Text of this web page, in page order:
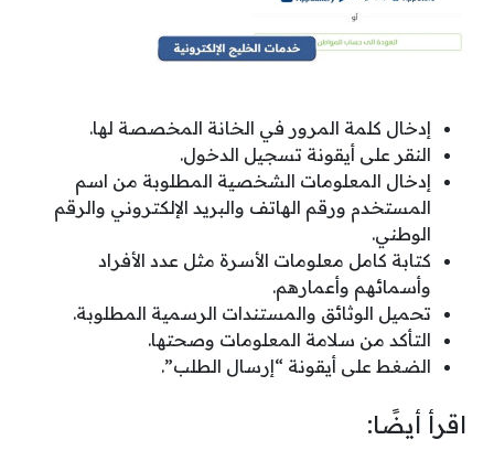
إدخال كلمة المرور في الخانة المخصصة لها.
النقر على أيقونة تسجيل الدخول.
إدخال المعلومات الشخصية المطلوبة من اسم
المستخدم ورقم الهاتف والبريد الإلكتروني والرقم
الوطني.
كتابة كامل معلومات الأسرة مثل عدد الأفراد
وأسمائهم وأعمارهم.
تحميل الوثائق والمستندات الرسمية المطلوبة.
التأكد من سلامة المعلومات وصحتها.
الضغط على أيقونة “إرسال الطلب”.
اقرأ أيضًا: